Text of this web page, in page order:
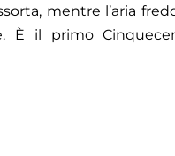
mentre l’aria
È il primo